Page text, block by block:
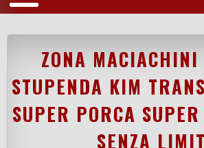
ZONA MACIACHINI
STUPENDA KIM
SUPER PORCA
SENZA